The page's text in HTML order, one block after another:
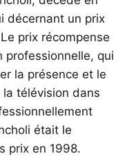
décernant un prix
prix récompense
professionnelle, qui
la présence et le
télévision dans
était le
prix en 1998.